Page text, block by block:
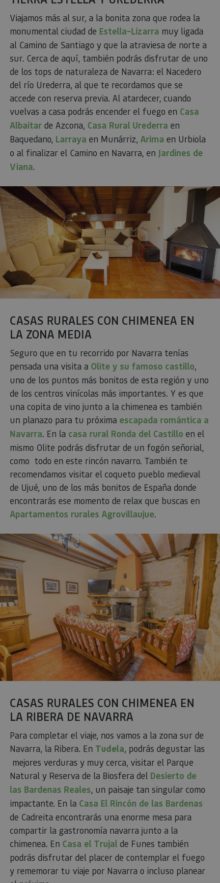
Viajamos más al sur, a la bonita zona que rodea la
monumental ciudad de Estella–Lizarra muy ligada
al Camino de Santiago y que la atraviesa de norte a
sur. Cerca de aquí, también podrás disfrutar de uno
de los tops de naturaleza de Navarra: el Nacedero
del río Urederra, al que te recordamos que se
accede con reserva previa. Al atardecer, cuando
vuelvas a casa podrás encender el fuego en Casa
Albaitar de Azcona, Casa Rural Urederra en
Baquedano, Larraya en Munárriz, Arima en Urbiola
o al finalizar el Camino en Navarra, en Jardines de
Viana.
CASAS RURALES CON CHIMENEA EN
LA ZONA MEDIA
Seguro que en tu recorrido por Navarra tenías
pensada una visita a Olite y su famoso castillo,
uno de los puntos más bonitos de esta región y uno
de los centros vinícolas más importantes. Y es que
una copita de vino junto a la chimenea es también
un planazo para tu próxima escapada romántica a
Navarra. En la casa rural Ronda del Castillo en el
mismo Olite podrás disfrutar de un fogón señorial,
como todo en este rincón navarro. También te
recomendamos visitar el coqueto pueblo medieval
de Ujué, uno de los más bonitos de España donde
encontrarás ese momento de relax que buscas en
Apartamentos rurales Agrovillaujue.
CASAS RURALES CON CHIMENEA EN
LA RIBERA DE NAVARRA
Para completar el viaje, nos vamos a la zona sur de
Navarra, la Ribera. En Tudela, podrás degustar las
mejores verduras y muy cerca, visitar el Parque
Natural y Reserva de la Biosfera del Desierto de
las Bardenas Reales, un paisaje tan singular como
impactante. En la Casa El Rincón de las Bardenas
de Cadreita encontrarás una enorme mesa para
compartir la gastronomía navarra junto a la
chimenea. En Casa el Trujal de Funes también
podrás disfrutar del placer de contemplar el fuego
y rememorar tu viaje por Navarra o incluso planear
Nombre
Dominio
Vencimiento
CookieScriptConsent
CookieScript
www.visitnavarra.es
1 mes
JSESSIONID
Oracle
Sesión
en
COOKIE_SUPPORT
www.visitnavarra.es 1 año
Nombre
Proveedor/
Dominio
Vencimiento
C
Adform
1 mes 1 día
Esta
visitas y
al sitio
sobre
las
se han
_ga
Google LLC
.visitnavarra.es
1 año 1 mes
cookie
asociado
una
servicio
análisis
Google
cookie
para
usuarios
número
generado
como
cliente.
incluye
solicitud
página
sitio y
para
_ga_V2BZ6ZS61P
.visitnavarra.es 1 año 1 mes
Google
utiliza
cookie
_pk_ses.59.3f34
www.visitnavarra.es 30 minutos
cookie
análisis
de los
y medir
Nombre
Proveedor
Vencimiento Descripción
.adform.net 2 meses
proporciona
identificación
de usuario
generada por
máquina y
asignada de
forma única
y recopila
datos sobre
la actividad
en el sitio
web. Estos
datos
pueden
tercero para
elaboración
de informes.
Nombre
Proveedor/
Dominio
Vencimiento
GUEST_LANGUAGE_ID .visitnavarra.es 1 año
Esta
se utiliza
de un
que el
Proveedor /
Dominio
_hjSession_3655069 .visitnavarra.es
30 minutos
LFR_SESSION_STATE_8191652
www.visitnavarra.es
Sesión
GN
www.visitnavarra.es
Sesión
_hjSessionUser_3655069
.visitnavarra.es
1 año
Event3PvTriggered
.visitnavarra.es 1 día